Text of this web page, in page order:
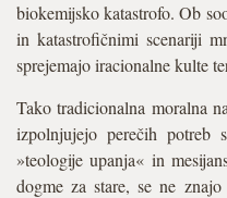
biokemijsko katastrofo. Ob
in katastrofičnimi scenariji
sprejemajo iracionalne kulte
Tako tradicionalna moralna
izpolnjujejo perečih potreb
»teologije upanja« in
dogme za stare, se ne